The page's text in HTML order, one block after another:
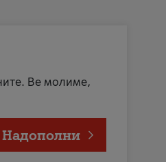
Ве молиме,
Надополни